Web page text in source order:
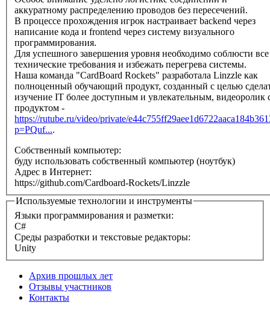
аккуратному распределению проводов без пересечений.
В процессе прохождения игрок настраивает backend через
написание кода и frontend через систему визуального
программирования.
Для успешного завершения уровня необходимо соблюсти все
технические требования и избежать перегрева системы.
Наша команда "CardBoard Rockets" разработала Linzzle как
полноценный обучающий продукт, созданный с целью
изучение IT более доступным и увлекательным, видеоролик
продуктом -
https://rutube.ru/video/private/
p=PQuf....
Собственный компьютер:
буду использовать собственный компьютер (ноутбук)
Адрес в Интернет:
https://github.com/Cardboard-Rockets/Linzzle
Используемые технологии и инструменты
Языки программирования и разметки:
C#
Среды разработки и текстовые редакторы:
Unity
Архив прошлых лет
Отзывы участников
Контакты